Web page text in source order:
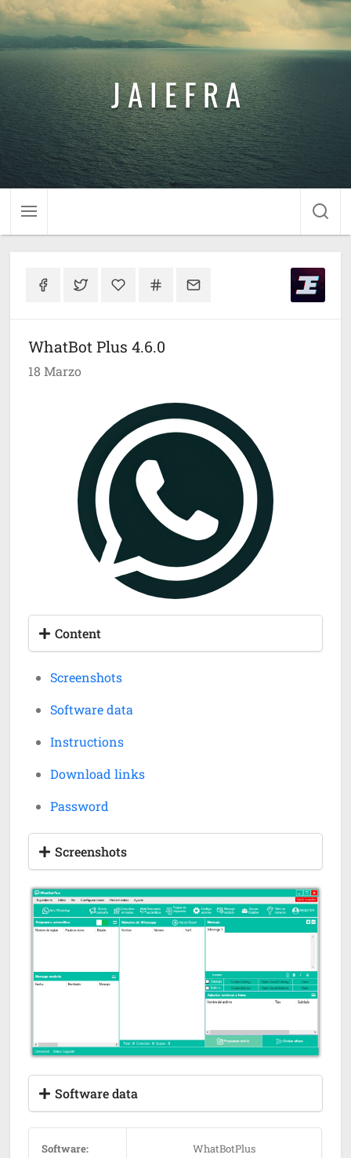
J A I E F R A
WhatBot Plus 4.6.0
18 Marzo
Content
Screenshots
Software data
Instructions
Download links
Password
Screenshots
Software data
Software: WhatBotPlus